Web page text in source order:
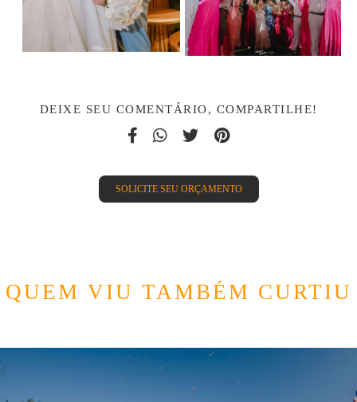
DEIXE SEU COMENTÁRIO, COMPARTILHE!
SOLICITE SEU ORÇAMENTO
QUEM VIU TAMBÉM CURTIU